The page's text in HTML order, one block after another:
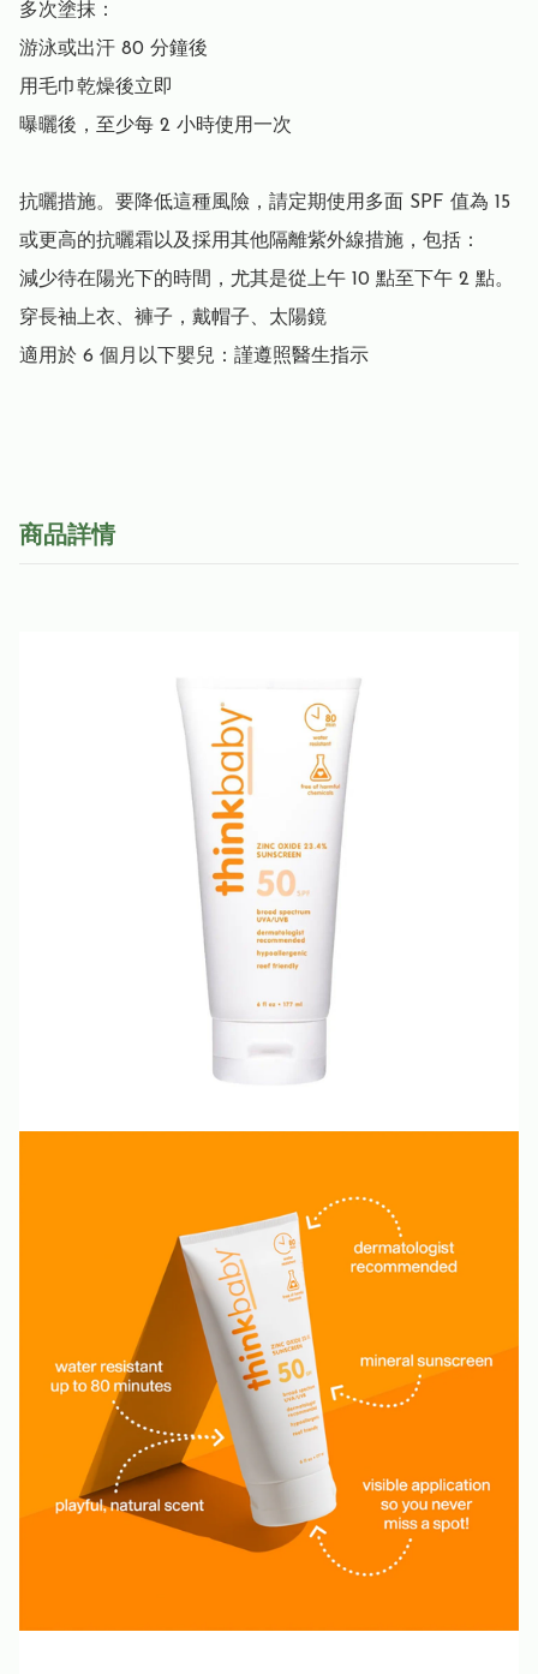
多次塗抹：
游泳或出汗 80 分鐘後
用毛巾乾燥後立即
曝曬後，至少每 2 小時使用一次
抗曬措施。要降低這種風險，請定期使用多面 SPF 值為 15
或更高的抗曬霜以及採用其他隔離紫外線措施，包括：
減少待在陽光下的時間，尤其是從上午 10 點至下午 2 點。
穿長袖上衣、褲子，戴帽子、太陽鏡
適用於 6 個月以下嬰兒：謹遵照醫生指示
商品詳情